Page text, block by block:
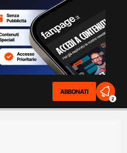
ABBONATI
2